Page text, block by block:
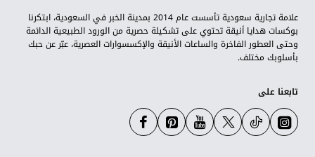
علامة تجارية سعودية تأسست عام 2014 بمدينة الخبر في السعودية، ابتكرنا
بوكسات هدايا أنيقة تحتوي على تشكيلة حصرية من الورود الطبيعية الدائمة
وحتى العطور الفاخرة والساعات الأنيقة والإكسسوارات العصرية، عبّر عن حبك
بأسلوبك مختلف.
تابعنا على